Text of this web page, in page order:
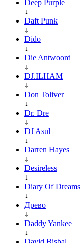
Deep Purple
↓
Daft Punk
↓
Dido
↓
Die Antwoord
↓
DJ.ILHAM
↓
Don Toliver
↓
Dr. Dre
↓
DJ Asul
↓
Darren Hayes
↓
Desireless
↓
Diary Of Dreams
↓
Древо
↓
Daddy Yankee
↓